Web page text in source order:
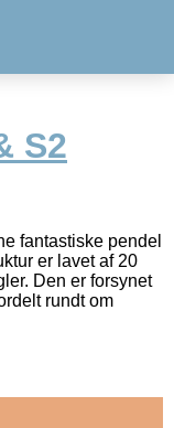
S2
fantastiske pendel
er lavet af 20
Den er forsynet
rundt om